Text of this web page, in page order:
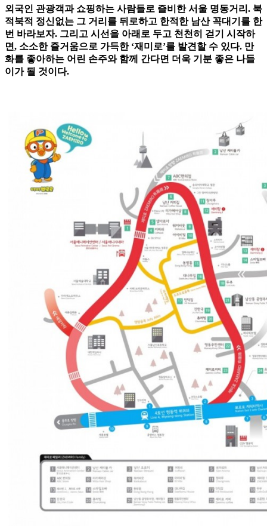
외국인 관광객과 쇼핑하는 사람들로 즐비한 서울 명동거리. 북
적북적 정신없는 그 거리를 뒤로하고 한적한 남산 꼭대기를 한
번 바라보자. 그리고 시선을 아래로 두고 천천히 걷기 시작하
면, 소소한 즐거움으로 가득한 ‘재미로’를 발견할 수 있다. 만
화를 좋아하는 어린 손주와 함께 간다면 더욱 기분 좋은 나들
이가 될 것이다.